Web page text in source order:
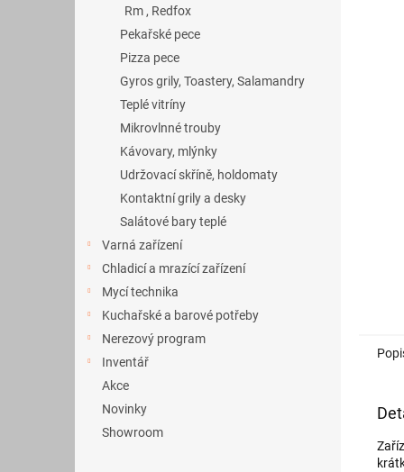
Rm , Redfox
Pekařské pece
Pizza pece
Gyros grily, Toastery, Salamandry
Teplé vitríny
Mikrovlnné trouby
Kávovary, mlýnky
Udržovací skříně, holdomaty
Kontaktní grily a desky
Salátové bary teplé
Varná zařízení
Chladicí a mrazící zařízení
Mycí technika
Kuchařské a barové potřeby
Nerezový program
Inventář
Akce
Novinky
Showroom